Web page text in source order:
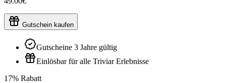
Gutschein kaufen
Gutscheine 3 Jahre gültig
Einlösbar für alle Triviar Erlebnisse
17% Rabatt